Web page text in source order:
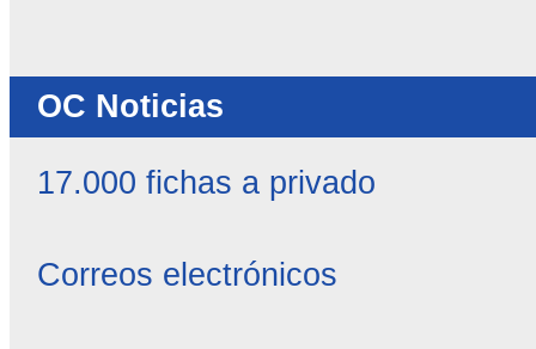
OC Noticias
17.000 fichas a privado
Correos electrónicos